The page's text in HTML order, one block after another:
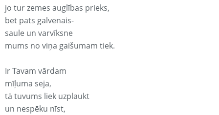
jo tur zemes auglības prieks,
bet pats galvenais-
saule un varvīksne
mums no viņa gaišumam tiek.
Ir Tavam vārdam
mīļuma seja,
tā tuvums liek uzplaukt
un nespēku nīst,